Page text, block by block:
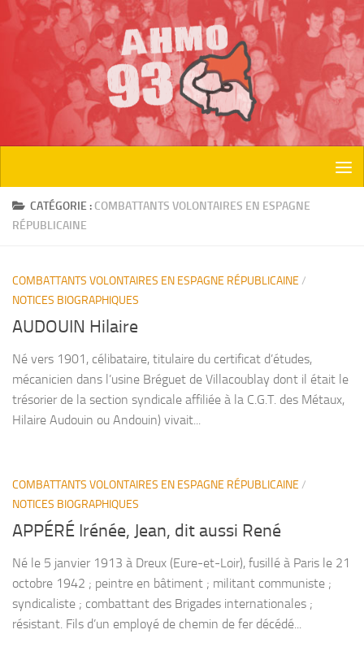
Skip to content
CATÉGORIE : COMBATTANTS VOLONTAIRES EN ESPAGNE
RÉPUBLICAINE
COMBATTANTS VOLONTAIRES EN ESPAGNE RÉPUBLICAINE /
NOTICES BIOGRAPHIQUES
AUDOUIN Hilaire
Né vers 1901, célibataire, titulaire du certificat d’études,
mécanicien dans l’usine Bréguet de Villacoublay dont il était le
trésorier de la section syndicale affiliée à la C.G.T. des Métaux,
Hilaire Audouin ou Andouin) vivait...
COMBATTANTS VOLONTAIRES EN ESPAGNE RÉPUBLICAINE /
NOTICES BIOGRAPHIQUES
APPÉRÉ Irénée, Jean, dit aussi René
Né le 5 janvier 1913 à Dreux (Eure-et-Loir), fusillé à Paris le 21
octobre 1942 ; peintre en bâtiment ; militant communiste ;
syndicaliste ; combattant des Brigades internationales ;
résistant. Fils d’un employé de chemin de fer décédé...